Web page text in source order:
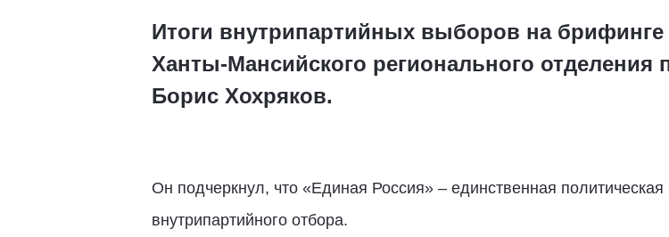
Итоги внутрипартийных выборов на брифинге
Ханты-Мансийского регионального
Борис Хохряков.
Он подчеркнул, что «Единая Россия» – единственная
внутрипартийного отбора.